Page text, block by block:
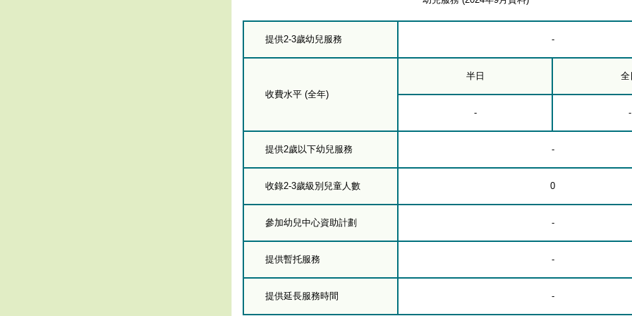
提供2-3歲幼兒服務 -
收費水平 (全年)
半日 全
- -
提供2歲以下幼兒服務 -
收錄2-3歲級別兒童人數 0
參加幼兒中心資助計劃 -
提供暫托服務 -
提供延長服務時間 -